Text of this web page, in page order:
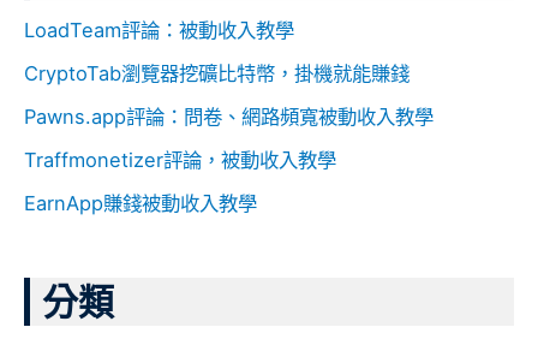
字
:
LoadTeam評論：被動收入教學
CryptoTab瀏覽器挖礦比特幣，掛機就能賺錢
Pawns.app評論：問卷、網路頻寬被動收入教學
Traffmonetizer評論，被動收入教學
EarnApp賺錢被動收入教學
分類